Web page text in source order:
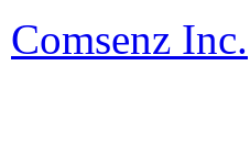
Comsenz Inc.